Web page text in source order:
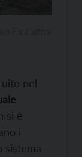
nel
si è
i
sistema